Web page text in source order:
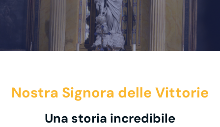
Nostra Signora delle Vittorie
Una storia incredibile